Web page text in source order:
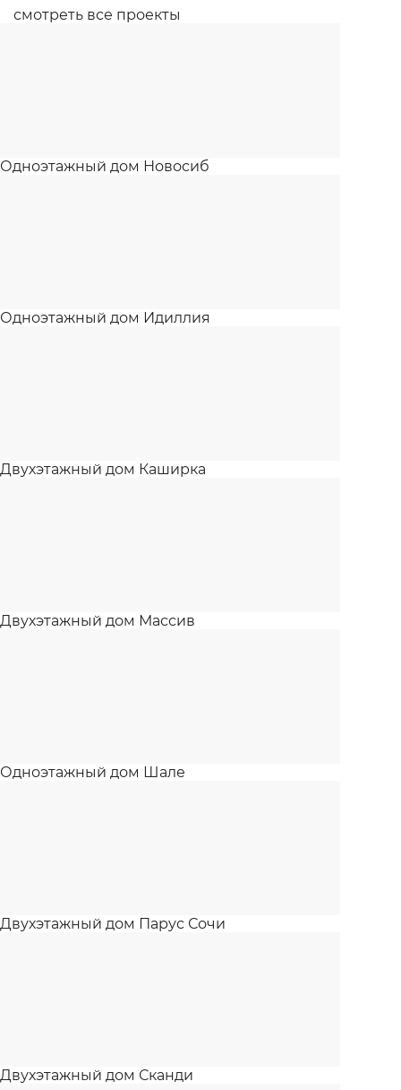
смотреть все проекты
Одноэтажный дом Новосиб
Одноэтажный дом Идиллия
Двухэтажный дом Каширка
Двухэтажный дом Массив
Одноэтажный дом Шале
Двухэтажный дом Парус Сочи
Двухэтажный дом Сканди